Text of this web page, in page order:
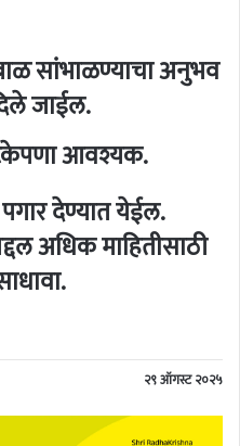
सांभाळण्याचा अनुभव
जाईल.
आवश्यक.
देण्यात येईल.
अधिक माहितीसाठी
२९ ऑगस्ट २०२५